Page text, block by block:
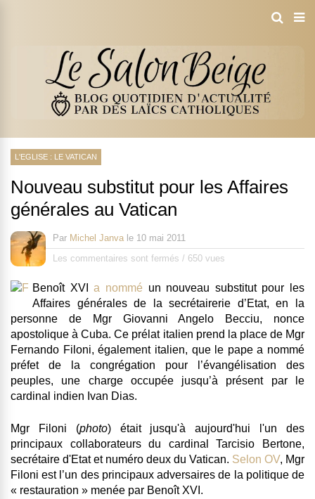
L'EGLISE : LE VATICAN
Nouveau substitut pour les Affaires
générales au Vatican
Par Michel Janva le 10 mai 2011
Les commentaires sont fermés / 650 vues
Benoît XVIa nommé un nouveau substitut pour les
Affaires générales de la secrétairerie d’Etat, en la
personne de
Mgr Giovanni Angelo Becciu, nonce
apostolique à Cuba. Ce prélat italien prend la place deMgr
Fernando Filoni, également italien, que le pape a nommé
préfet de la congrégation pour l’évangélisation des
peuples, une charge occupée jusqu’à présent par le
cardinal indien Ivan Dias.
Mgr Filoni (photo) était jusqu'à aujourd'hui l'un des
principaux collaborateurs du cardinal Tarcisio Bertone,
secrétaire d'Etat et numéro deux du Vatican. Selon OV, Mgr
Filoni est l’un des principaux adversaires de la politique de
« restauration » menée par Benoît XVI.